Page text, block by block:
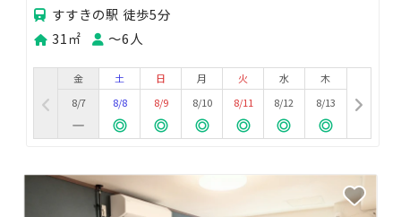
すすきの駅 徒歩5分
31㎡
〜6人
金
8/7
土
8/8
日
8/9
月
8/10
火
8/11
水
8/12
木
8/13